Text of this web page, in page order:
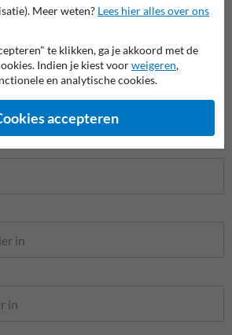
Meer weten? Lees hier alles over ons
te klikken, ga je akkoord met de
Indien je kiest voorweigeren,
en analytische cookies.
accepteren